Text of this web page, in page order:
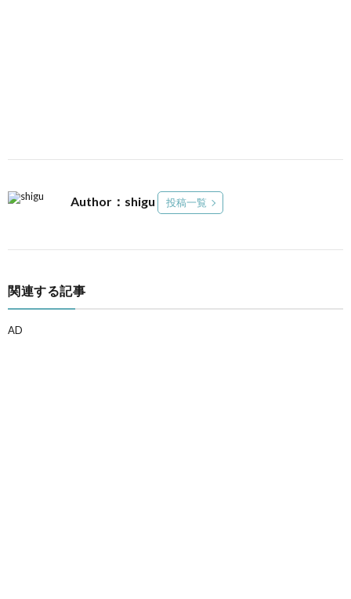
Author：shigu 投稿一覧
関連する記事
AD